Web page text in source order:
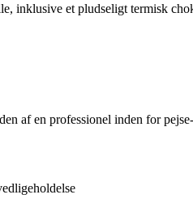
inklusive et pludseligt termisk
af en professionel inden for